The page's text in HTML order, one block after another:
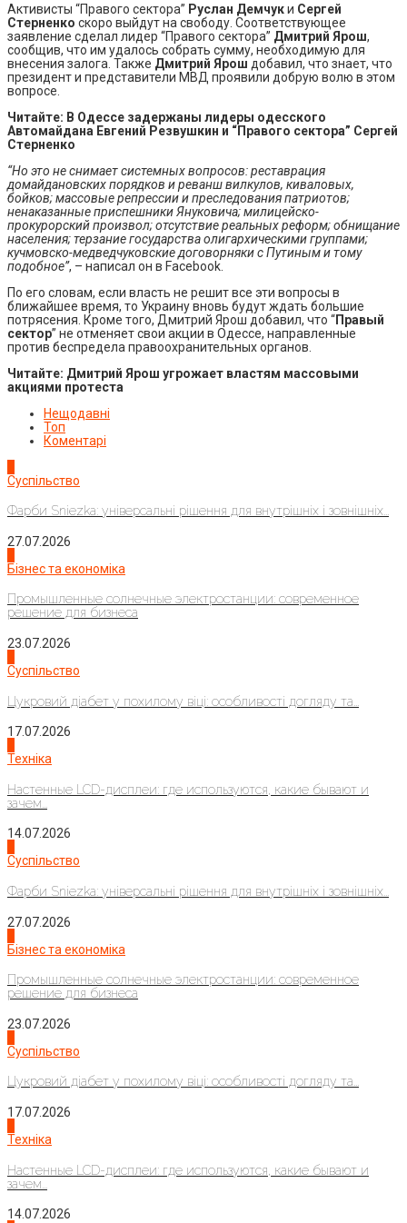
Активисты “Правого сектора” Руслан Демчуки Сергей
Стерненко скоро выйдут на свободу. Соответствующее
заявление сделал лидер “Правого сектора” Дмитрий Ярош,
сообщив, что им удалось собрать сумму, необходимую для
внесения залога. Также Дмитрий Ярош добавил, что знает, что
президент и представители МВД проявили добрую волю в этом
вопросе.
Читайте: В Одессе задержаны лидеры одесского
Автомайдана Евгений Резвушкин и “Правого сектора” Сергей
Стерненко
“Но это не снимает системных вопросов: реставрация
домайдановских порядков и реванш вилкулов, киваловых,
бойков; массовые репрессии и преследования патриотов;
ненаказанные приспешники Януковича; милицейско-
прокурорский произвол; отсутствие реальных реформ; обнищание
населения; терзание государства олигархическими группами;
кучмовско-медведчуковские договорняки с Путиным и тому
подобное”, – написал он в Facebook.
По его словам, если власть не решит все эти вопросы в
ближайшее время, то Украину вновь будут ждать большие
потрясения. Кроме того, Дмитрий Ярош добавил, что “Правый
сектор” не отменяет свои акции в Одессе, направленные
против беспредела правоохранительных органов.
Читайте: Дмитрий Ярош угрожает властям массовыми
акциями протеста
Нещодавні
Топ
Коментарі
Суспільство
Фарби Sniezka: універсальні рішення для внутрішніх і зовнішніх...
27.07.2026
Бізнес та економіка
Промышленные солнечные электростанции: современное
решение для бизнеса
23.07.2026
Суспільство
Цукровий діабет у похилому віці: особливості догляду та...
17.07.2026
Техніка
Настенные LCD-дисплеи: где используются, какие бывают и
зачем...
14.07.2026
Суспільство
Фарби Sniezka: універсальні рішення для внутрішніх і зовнішніх...
27.07.2026
Бізнес та економіка
Промышленные солнечные электростанции: современное
решение для бизнеса
23.07.2026
Суспільство
Цукровий діабет у похилому віці: особливості догляду та...
17.07.2026
Техніка
Настенные LCD-дисплеи: где используются, какие бывают и
зачем...
14.07.2026